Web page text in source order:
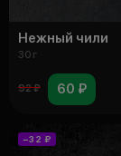
Нежный чили
30 г
92 ₽ 60 ₽
−32 ₽